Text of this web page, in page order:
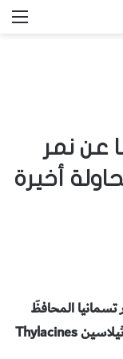
عن نمر
أخيرة
المحافظَ
على البيئة الشهير لمعرفة ما إذا كانت نمور ثيلاسين Thylacines